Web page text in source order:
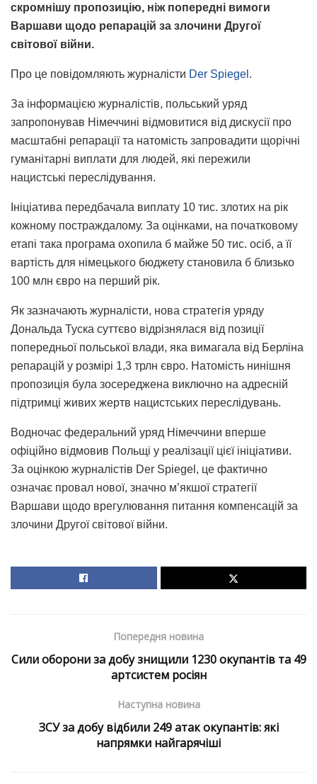
скромнішу пропозицію, ніж попередні вимоги
Варшави щодо репарацій за злочини Другої
світової війни.
Про це повідомляють журналісти Der Spiegel .
За інформацією журналістів, польський уряд
запропонував Німеччині відмовитися від дискусії про
масштабні репарації та натомість запровадити щорічні
гуманітарні виплати для людей, які пережили
нацистські переслідування.
Ініціатива передбачала виплату 10 тис. злотих на рік
кожному постраждалому. За оцінками, на початковому
етапі така програма охопила б майже 50 тис. осіб, а її
вартість для німецького бюджету становила б близько
100 млн євро на перший рік.
Як зазначають журналісти, нова стратегія уряду
Дональда Туска суттєво відрізнялася від позиції
попередньої польської влади, яка вимагала від Берліна
репарацій у розмірі 1,3 трлн євро. Натомість нинішня
пропозиція була зосереджена виключно на адресній
підтримці живих жертв нацистських переслідувань.
Водночас федеральний уряд Німеччини вперше
офіційно відмовив Польщі у реалізації цієї ініціативи.
За оцінкою журналістів Der Spiegel, це фактично
означає провал нової, значно м’якшої стратегії
Варшави щодо врегулювання питання компенсацій за
злочини Другої світової війни.
Попередня новина
Сили оборони за добу знищили 1230 окупантів та 49
артсистем росіян
Наступна новина
ЗСУ за добу відбили 249 атак окупантів: які
напрямки найгарячіші